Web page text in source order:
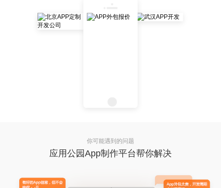
你可能遇到的问题
应用公园App制作平台帮你解决